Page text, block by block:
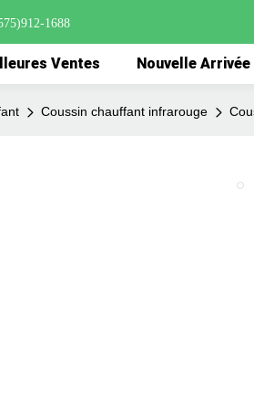
1688
Ventes Nouvelle Arrivée
Coussin chauffant infrarouge